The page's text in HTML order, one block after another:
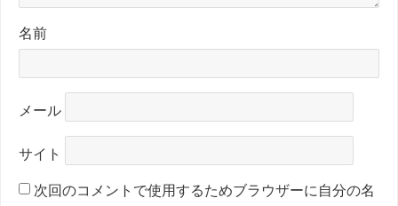
名前
メール
サイト
次回のコメントで使用するためブラウザーに自分の名